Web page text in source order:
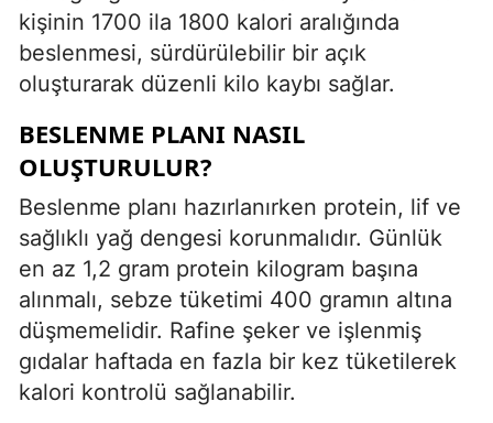
kişinin 1700 ila 1800 kalori aralığında
beslenmesi, sürdürülebilir bir açık
oluşturarak düzenli kilo kaybı sağlar.
BESLENME PLANI NASIL
OLUŞTURULUR?
Beslenme planı hazırlanırken protein, lif ve
sağlıklı yağ dengesi korunmalıdır. Günlük
en az 1,2 gram protein kilogram başına
alınmalı, sebze tüketimi 400 gramın altına
düşmemelidir. Rafine şeker ve işlenmiş
gıdalar haftada en fazla bir kez tüketilerek
kalori kontrolü sağlanabilir.